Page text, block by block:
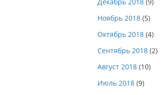
Ноябрь 2018 (5)
Октябрь 2018 (4)
Сентябрь 2018 (2)
Август 2018 (10)
Июль 2018 (9)